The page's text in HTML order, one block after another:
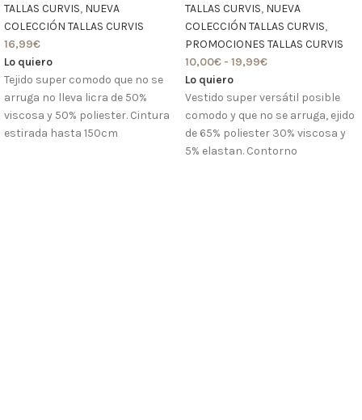
TALLAS CURVIS, NUEVA
COLECCIÓN TALLAS CURVIS
16,99€
Lo quiero
Tejido super comodo que no se
arruga no lleva licra de 50%
viscosa y 50% poliester. Cintura
estirada hasta 150cm
TALLAS CURVIS, NUEVA
COLECCIÓN TALLAS CURVIS,
PROMOCIONES TALLAS CURVIS
10,00€ - 19,99€
Lo quiero
Vestido super versátil posible
comodo y que no se arruga, ejido
de 65% poliester 30% viscosa y
5% elastan. Contorno